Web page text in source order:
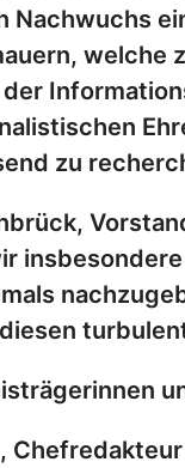
Nachwuchs
welche
zu